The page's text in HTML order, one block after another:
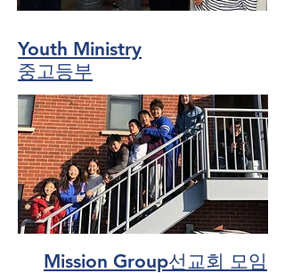
Youth Ministry
​중고등부
Mission Group선교회 모임